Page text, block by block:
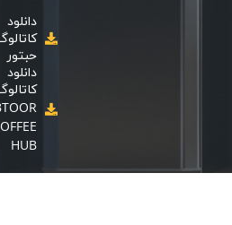
دانلود
کاتالوگ
حبتور
دانلود
کاتالوگ
HABTOOR
COFFEE
HUB